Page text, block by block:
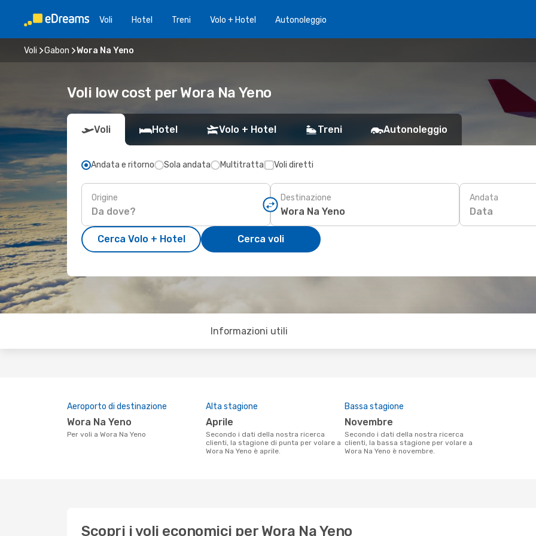
Voli Hotel Treni Volo + Hotel Autonoleggio
Voli Gabon Wora Na Yeno
Voli low cost per Wora Na Yeno
Voli Hotel Volo + Hotel Treni Autonoleggio
Andata e ritorno Sola andata Multitratta Voli diretti
Origine Destinazione Andata
Data
Cerca Volo + Hotel Cerca voli
Informazioni utili
Aeroporto di destinazione
Wora Na Yeno
Per voli a Wora Na Yeno
Alta stagione
aprile
Secondo i dati della nostra ricerca
clienti, la stagione di punta per volare a
Wora Na Yeno è aprile.
Bassa stagione
novembre
Secondo i dati della nostra ricerca
clienti, la bassa stagione per volare a
Wora Na Yeno è novembre.
Scopri i voli economici per Wora Na Yeno